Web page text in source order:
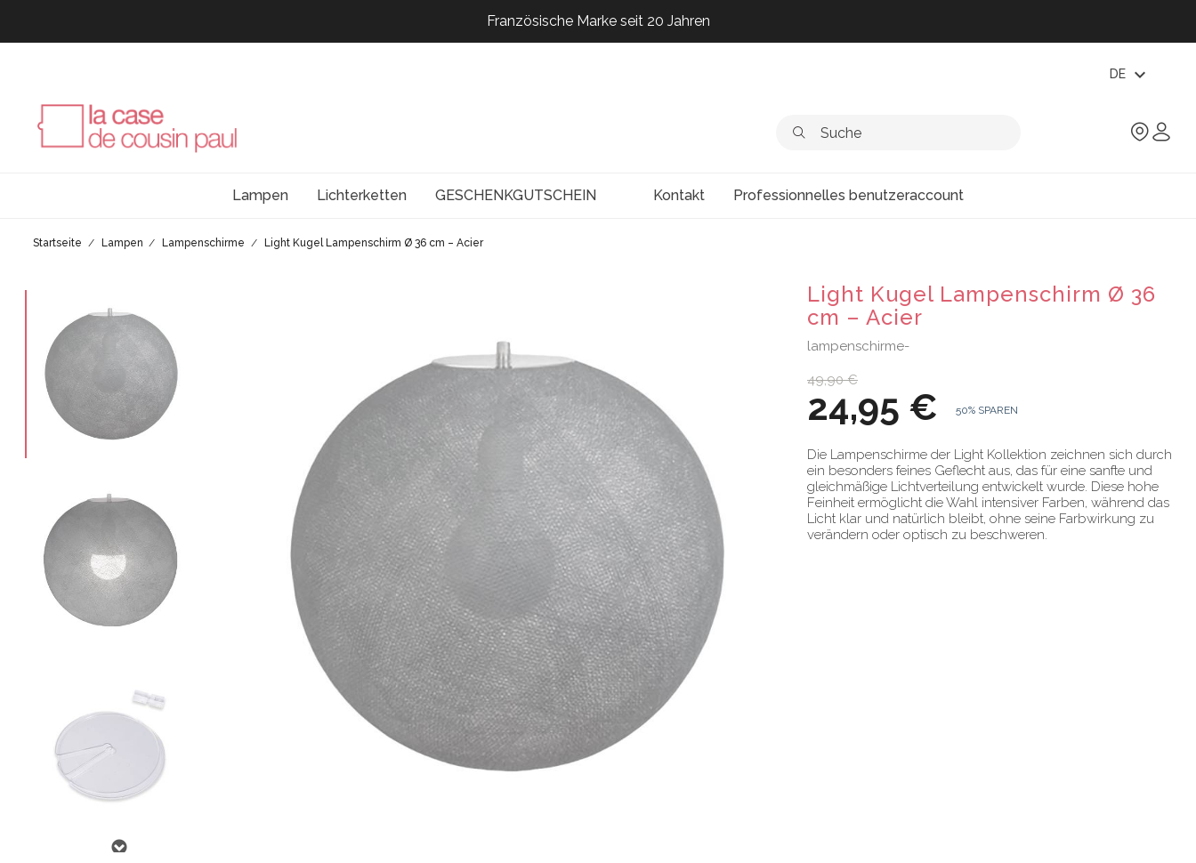
Französische Marke seit 20 Jahren
Französische Marke seit 20 Jahren
DE expand_more
Lampen Lichterketten GESCHENKGUTSCHEIN Kontakt Professionnelles benutzeraccount
Startseite Lampen Lampenschirme Light Kugel Lampenschirm Ø 36 cm – Acier
Light Kugel Lampenschirm Ø 36
cm – Acier
lampenschirme-
49,90 €
24,95 € 50% SPAREN
Die Lampenschirme der Light Kollektion zeichnen sich durch
ein besonders feines Geflecht aus, das für eine sanfte und
gleichmäßige Lichtverteilung entwickelt wurde. Diese hohe
Feinheit ermöglicht die Wahl intensiver Farben, während das
Licht klar und natürlich bleibt, ohne seine Farbwirkung zu
verändern oder optisch zu beschweren.